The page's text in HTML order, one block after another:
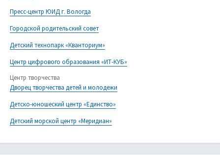
Пресс-центр ЮИД г. Вологда
Городской родительский совет
Детский технопарк «Кванториум»
Центр цифрового образования «ИТ-КУБ»
Центр творчества
Дворец творчества детей и молодежи
Детско-юношеский центр «Единство»
Детский морской центр «Меридиан»